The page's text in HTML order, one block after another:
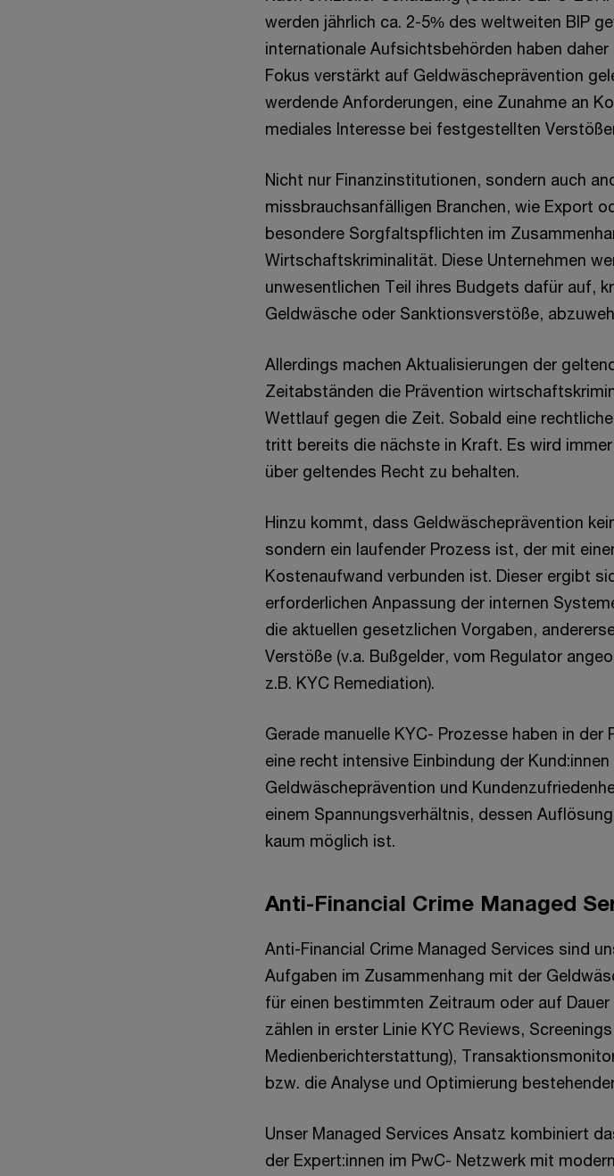
werden jährlich ca. 2-5% des weltweiten BIP
internationale Aufsichtsbehörden haben
Fokus verstärkt auf Geldwäscheprävention
werdende Anforderungen, eine Zunahme an
mediales Interesse bei festgestellten
Nicht nur Finanzinstitutionen, sondern auch
missbrauchsanfälligen Branchen, wie Export
besondere Sorgfaltspflichten im
Wirtschaftskriminalität. Diese Unternehmen
unwesentlichen Teil ihres Budgets dafür auf,
Geldwäsche oder Sanktionsverstöße,
Allerdings machen Aktualisierungen der
Zeitabständen die Prävention
Wettlauf gegen die Zeit. Sobald eine
tritt bereits die nächste in Kraft. Es wird
über geltendes Recht zu behalten.
Hinzu kommt, dass Geldwäscheprävention
sondern ein laufender Prozess ist, der mit
Kostenaufwand verbunden ist. Dieser ergibt
erforderlichen Anpassung der internen
die aktuellen gesetzlichen Vorgaben,
Verstöße (v.a. Bußgelder, vom Regulator
z.B. KYC Remediation).
Gerade manuelle KYC- Prozesse haben in der
eine recht intensive Einbindung der
Geldwäscheprävention und
einem Spannungsverhältnis, dessen
kaum möglich ist.
Anti-Financial Crime Managed
Anti-Financial Crime Managed Services sind
Aufgaben im Zusammenhang mit der
für einen bestimmten Zeitraum oder auf Dauer
zählen in erster Linie KYC Reviews,
Medienberichterstattung),
bzw. die Analyse und Optimierung
Unser Managed Services Ansatz kombiniert
der Expert:innen im PwC- Netzwerk mit